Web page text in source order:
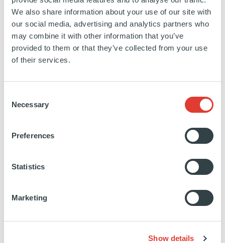
We also share information about your use of our site with
our social media, advertising and analytics partners who
may combine it with other information that you’ve
provided to them or that they’ve collected from your use
of their services.
Selection
Necessary
Preferences
Statistics
Marketing
Show details
EN SAVOIR PLUS
Rivalis